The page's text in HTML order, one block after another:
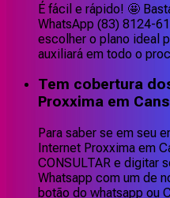
É fácil e rápido! 🤩
WhatsApp (83) 8124-
escolher o plano ideal
auxiliará em todo o
Tem cobertura
Proxxima em
Para saber se em seu
Internet Proxxima em
CONSULTAR e digitar
Whatsapp com um de
botão do whatsapp ou